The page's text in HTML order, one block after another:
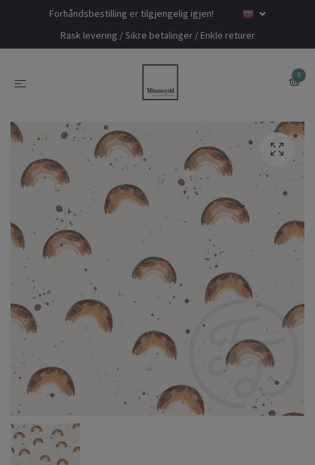
Forhåndsbestilling er tilgjengelig igjen!
Rask levering / Sikre betalinger / Enkle returer
0